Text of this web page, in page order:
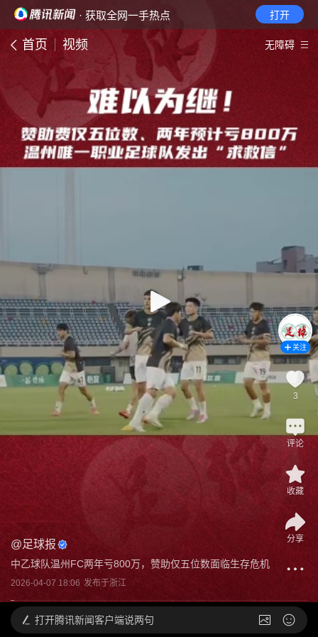
· 获取全网一手热点 打开
首页 视频 无障碍
@足球报
中乙球队温州FC两年亏800万，赞助仅五位数面临生存危机
2026-04-07 18:06 发布于浙江
关注
3
评论
收藏
分享
打开腾讯新闻客户端说两句